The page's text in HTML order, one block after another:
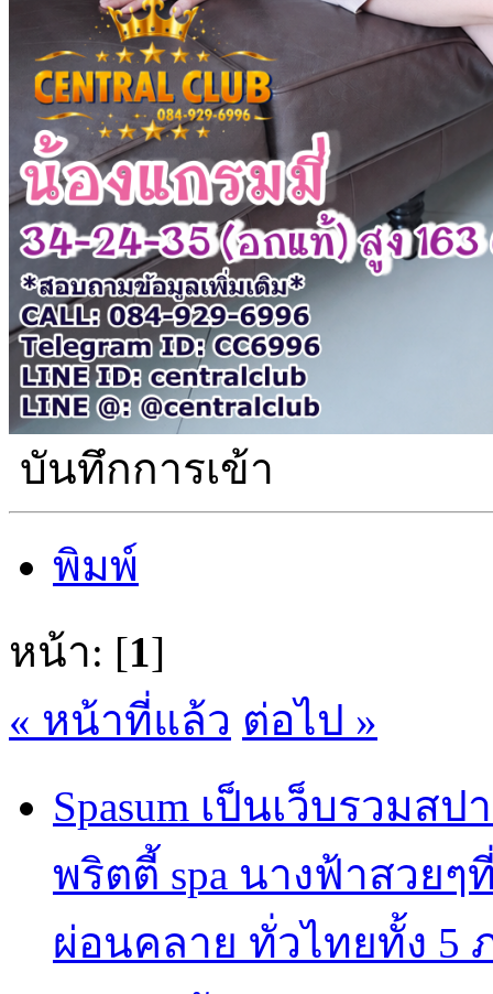
บันทึกการเข้า
พิมพ์
หน้า: [1]
« หน้าที่แล้ว ต่อไป »
Spasum เป็นเว็บรวม
พริตตี้ spa นางฟ้าสวย
ผ่อนคลาย ทั่วไทยทั้ง 5